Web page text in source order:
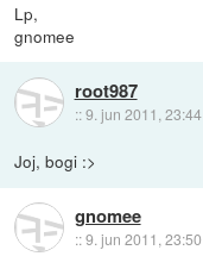
Lp,
gnomee
root987
::9. jun 2011, 23:44
Joj, bogi :>
gnomee
::9. jun 2011, 23:50